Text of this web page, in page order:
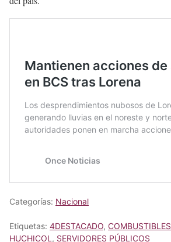
Categorías: Nacional
Etiquetas: 4DESTACADO, COMBUSTIBLES
HUCHICOL , SERVIDORES PÚBLICOS